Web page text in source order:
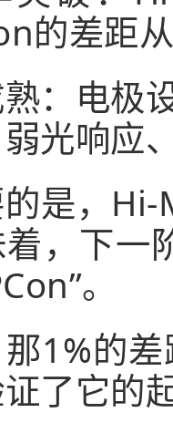
的差距
：电极
光响应
是，
，下一
。
1%的
了它的